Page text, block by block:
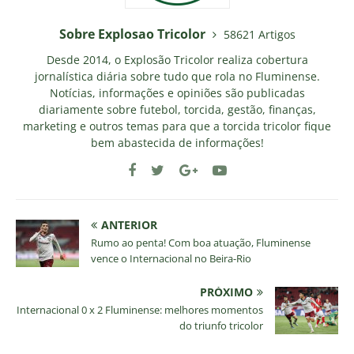
Sobre Explosao Tricolor
58621 Artigos
Desde 2014, o Explosão Tricolor realiza cobertura
jornalística diária sobre tudo que rola no Fluminense.
Notícias, informações e opiniões são publicadas
diariamente sobre futebol, torcida, gestão, finanças,
marketing e outros temas para que a torcida tricolor fique
bem abastecida de informações!
ANTERIOR
Rumo ao penta! Com boa atuação, Fluminense
vence o Internacional no Beira-Rio
PRÓXIMO
Internacional 0 x 2 Fluminense: melhores momentos
do triunfo tricolor